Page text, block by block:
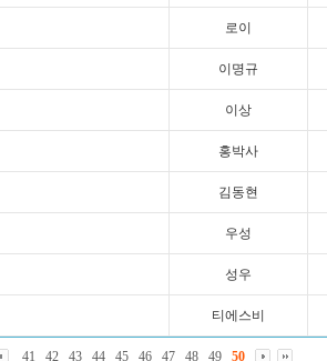
로이
이명규
이상
홍박사
김동현
우성
성우
티에스비
41 42 43 44 45 46 47 48 49 50